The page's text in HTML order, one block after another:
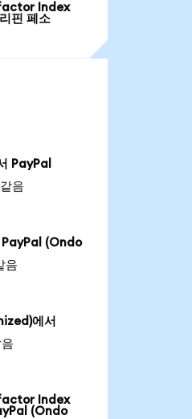
Index
핀 페소
PayPal
음
(Ondo
음
에서
Index
(Ondo